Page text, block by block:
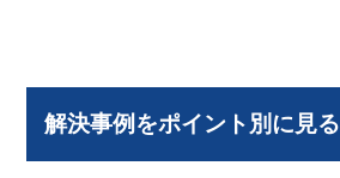
解決事例をポイント別に見る